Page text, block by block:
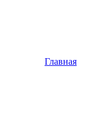
Главная